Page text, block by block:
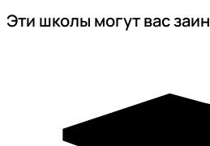
Эти школы могут вас